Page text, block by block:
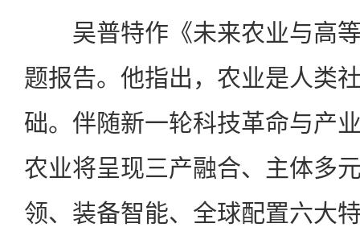
吴普特作《未来农业与高等
题报告。他指出，农业是人类
础。伴随新一轮科技革命与产
农业将呈现三产融合、主体多
领、装备智能、全球配置六大